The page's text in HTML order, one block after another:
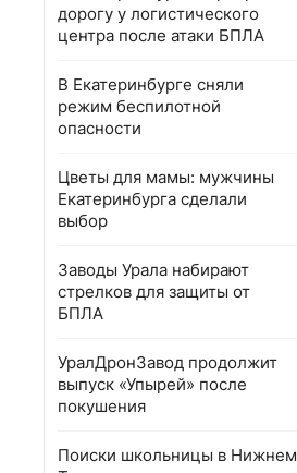
дорогу у логистического
центра после атаки БПЛА
В Екатеринбурге сняли
режим беспилотной
опасности
Цветы для мамы: мужчины
Екатеринбурга сделали
выбор
Заводы Урала набирают
стрелков для защиты от
БПЛА
УралДронЗавод продолжит
выпуск «Упырей» после
покушения
Поиски школьницы в Нижнем